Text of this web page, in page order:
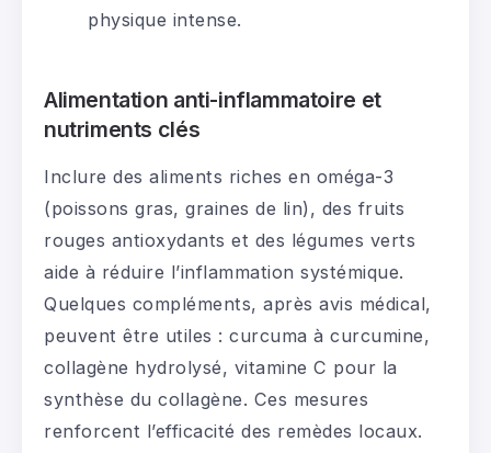
physique intense.
Alimentation anti-inflammatoire et
nutriments clés
Inclure des aliments riches en oméga-3
(poissons gras, graines de lin), des fruits
rouges antioxydants et des légumes verts
aide à réduire l’inflammation systémique.
Quelques compléments, après avis médical,
peuvent être utiles : curcuma à curcumine,
collagène hydrolysé, vitamine C pour la
synthèse du collagène. Ces mesures
renforcent l’efficacité des remèdes locaux.